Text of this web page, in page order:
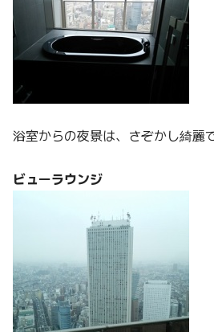
浴室からの夜景は、さぞかし綺麗
ビューラウンジ